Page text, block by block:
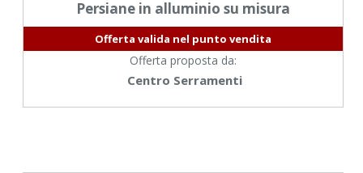
Persiane in alluminio su misura
Offerta valida nel punto vendita
Offerta proposta da:
Centro Serramenti